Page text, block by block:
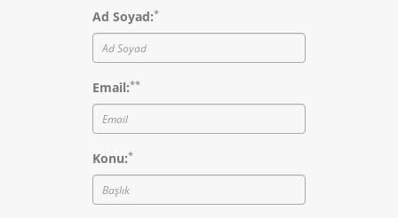
Ad Soyad:*
Email:**
Konu:*